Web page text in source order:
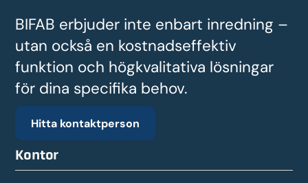
BIFAB erbjuder inte enbart inredning –
utan också en kostnadseffektiv
funktion och högkvalitativa lösningar
för dina specifika behov.
Hitta kontaktperson
Kontor